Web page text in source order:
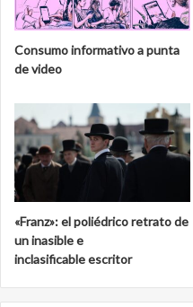
Consumo informativo a punta
de video
«Franz»: el poliédrico retrato de
un inasible e
inclasificable escritor